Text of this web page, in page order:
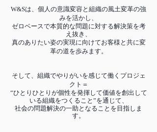
W&Sは、個人の意識変容と組織の風土変革の強
みを活かし、
ゼロベースで本質的な問題に対する解決策を考
え抜き、
真のありたい姿の実現に向けてお客様と共に変
革の道を歩みます。
そして、組織でやりがいを感じて働くプロジェ
クト＝
“ひとりひとりが個性を発揮して価値を創出して
いる組織をつくること”を通じて、
社会の問題解決の一助となることを目指しま
す。